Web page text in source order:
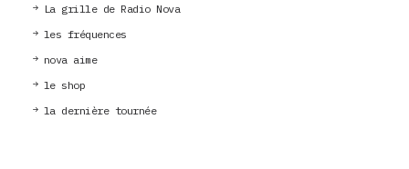
La grille de Radio Nova
les fréquences
nova aime
le shop
la dernière tournée